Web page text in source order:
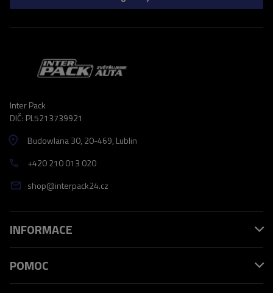
Inter Pack
DIČ: PL5213739921
Budowlana 30, 20-469, Lublin
+420 210 013 020
shop@interpack24.cz
INFORMACE
POMOC